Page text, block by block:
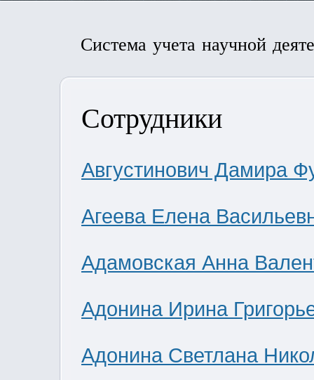
Система учета научной
Сотрудники
Августинович Дамира
Агеева Елена
Адамовская Анна
Адонина Ирина
Адонина Светлана